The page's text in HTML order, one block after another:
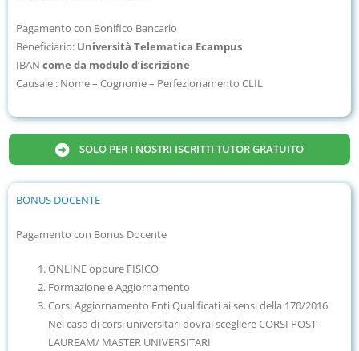
Pagamento con Bonifico Bancario
Beneficiario: Università Telematica Ecampus
IBAN come da modulo d’iscrizione
Causale : Nome – Cognome – Perfezionamento CLIL
SOLO PER I NOSTRI ISCRITTI TUTOR GRATUITO
BONUS DOCENTE
Pagamento con Bonus Docente
ONLINE oppure FISICO
Formazione e Aggiornamento
Corsi Aggiornamento Enti Qualificati ai sensi della 170/2016
Nel caso di corsi universitari dovrai scegliere CORSI POST
LAUREAM/ MASTER UNIVERSITARI